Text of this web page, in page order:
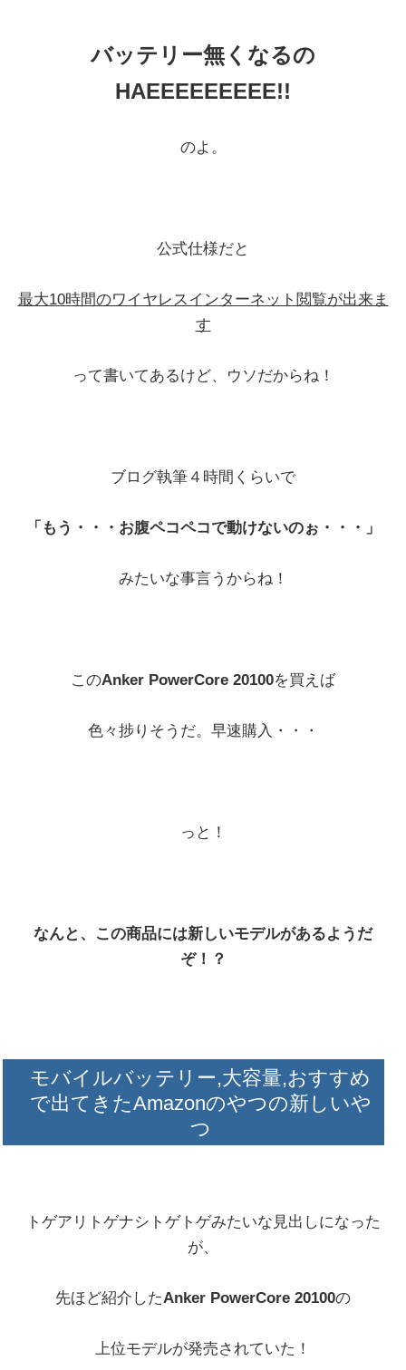
バッテリー無くなるの
HAEEEEEEEEE!!
のよ。
公式仕様だと
最大10時間のワイヤレスインターネット閲覧が出来ま
す
って書いてあるけど、ウソだからね！
ブログ執筆４時間くらいで
「もう・・・お腹ペコペコで動けないのぉ・・・」
みたいな事言うからね！
このAnker PowerCore 20100を買えば
色々捗りそうだ。早速購入・・・
っと！
なんと、この商品には新しいモデルがあるようだ
ぞ！？
モバイルバッテリー,大容量,おすすめ
で出てきたAmazonのやつの新しいや
つ
トゲアリトゲナシトゲトゲみたいな見出しになった
が、
先ほど紹介したAnker PowerCore 20100の
上位モデルが発売されていた！